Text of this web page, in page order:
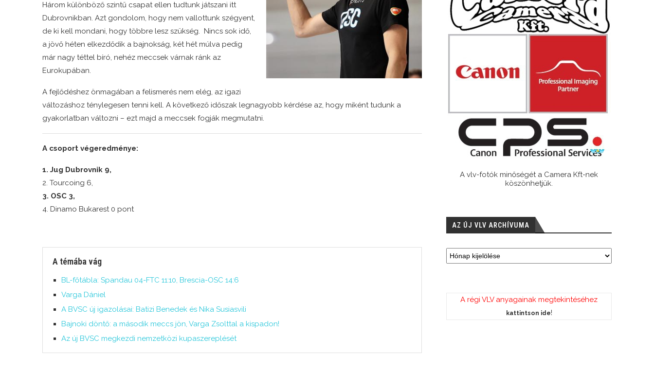
Három különböző szintű csapat ellen tudtunk játszani itt
Dubrovnikban. Azt gondolom, hogy nem vallottunk szégyent,
de ki kell mondani, hogy többre lesz szükség. Nincs sok idő,
a jövő héten elkezdődik a bajnokság, két hét múlva pedig
már nagy téttel bíró, nehéz meccsek várnak ránk az
Eurokupában.
A fejlődéshez önmagában a felismerés nem elég, az igazi
változáshoz ténylegesen tenni kell. A következő időszak legnagyobb kérdése az, hogy miként tudunk a
gyakorlatban változni – ezt majd a meccsek fogják megmutatni.
A csoport végeredménye:
1. Jug Dubrovnik 9,
2. Tourcoing 6,
3. OSC 3,
4. Dinamo Bukarest 0 pont
A témába vág
BL-főtábla: Spandau 04-FTC 11:10, Brescia-OSC 14:6
Varga Dániel
A BVSC új igazolásai: Batizi Benedek és Nika Susiasvili
Bajnoki döntő: a második meccs jön, Varga Zsolttal a kispadon!
Az új BVSC megkezdi nemzetközi kupaszereplését
A vlv-fotók minőségét a Camera Kft-nek
köszönhetjük.
AZ ÚJ VLV ARCHÍVUMA
A régi VLV anyagainak megtekintéséhez
kattintson ide!